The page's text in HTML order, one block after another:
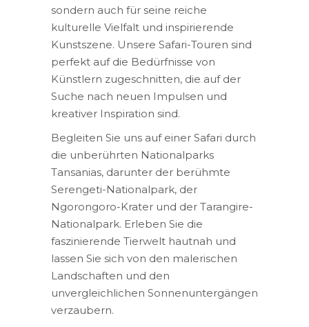
sondern auch für seine reiche
kulturelle Vielfalt und inspirierende
Kunstszene. Unsere Safari-Touren sind
perfekt auf die Bedürfnisse von
Künstlern zugeschnitten, die auf der
Suche nach neuen Impulsen und
kreativer Inspiration sind.
Begleiten Sie uns auf einer Safari durch
die unberührten Nationalparks
Tansanias, darunter der berühmte
Serengeti-Nationalpark, der
Ngorongoro-Krater und der Tarangire-
Nationalpark. Erleben Sie die
faszinierende Tierwelt hautnah und
lassen Sie sich von den malerischen
Landschaften und den
unvergleichlichen Sonnenuntergängen
verzaubern.